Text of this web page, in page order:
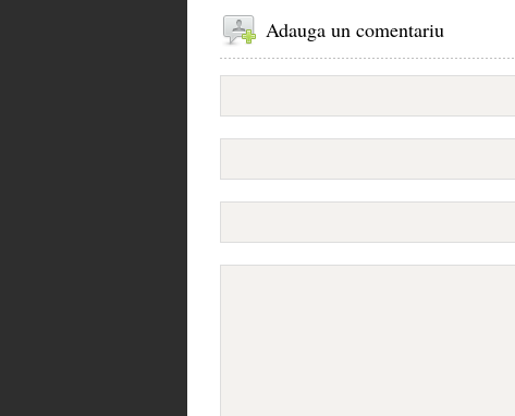
Adauga un comentariu